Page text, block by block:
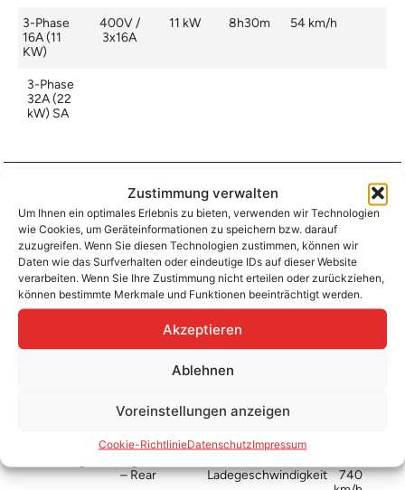
Zustimmung verwalten
Um Ihnen ein optimales Erlebnis zu bieten, verwenden wir Technologien
wie Cookies, um Geräteinformationen zu speichern bzw. darauf
zuzugreifen. Wenn Sie diesen Technologien zustimmen, können wir
Daten wie das Surfverhalten oder eindeutige IDs auf dieser Website
verarbeiten. Wenn Sie Ihre Zustimmung nicht erteilen oder zurückziehen,
können bestimmte Merkmale und Funktionen beeinträchtigt werden.
Akzeptieren
Ablehnen
Voreinstellungen anzeigen
Cookie-RichtlinieDatenschutzImpressum
3-Phase
16A (11
KW)
400V /
3x16A
11 kW 8h30m 54 km/h
3-Phase
32A (22
kW) SA
Aufladen zu Hause / am Fahrtziel
Ladeanschluss Type 2
Platzierung
Right Side
– Rear
Ladeleistung 11 kW AC
Ladezeit (0-
>490 Km)
8h30m
Ladegeschwindigkeit54 km/h
Schnellladen
– Rear
>392 Km)
Ladegeschwindigkeit
740